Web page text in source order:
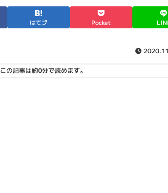
はてブ Pocket
この記事は約0分で読めます。